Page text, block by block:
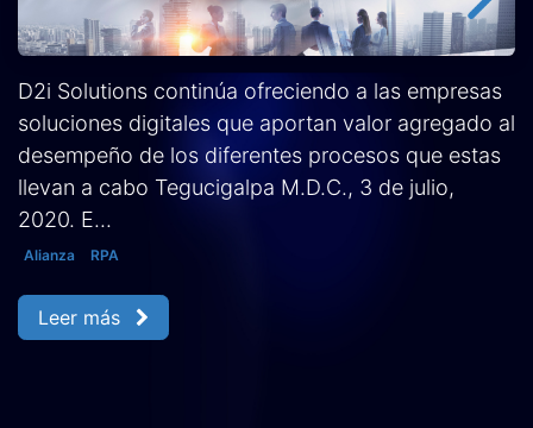
D2i Solutions continúa ofreciendo a las empresas
soluciones digitales que aportan valor agregado al
desempeño de los diferentes procesos que estas
llevan a cabo Tegucigalpa M.D.C., 3 de julio,
2020. E...
Alianza RPA
Leer más